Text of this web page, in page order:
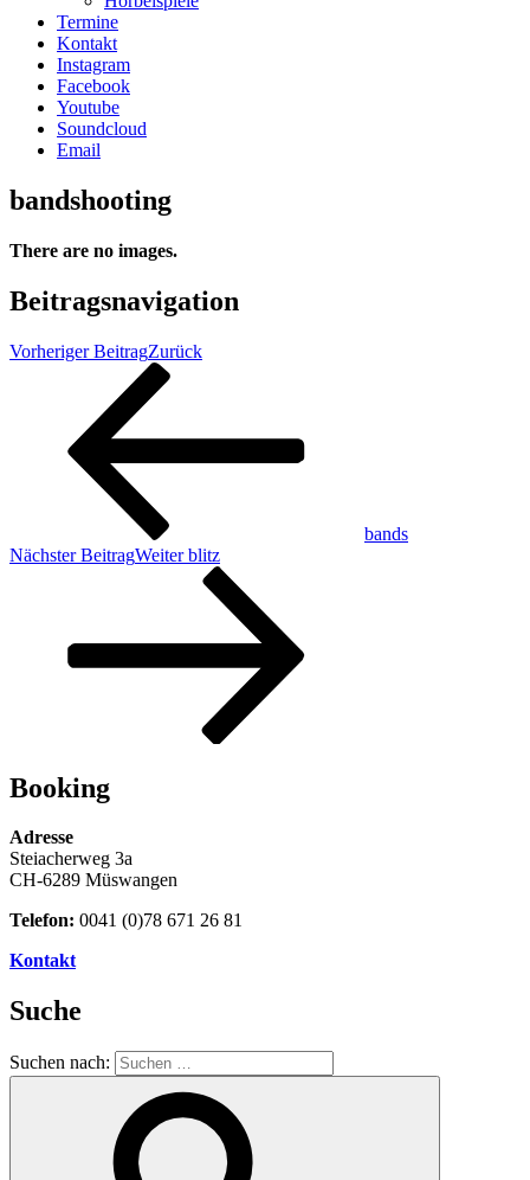
Termine
Kontakt
Instagram
Facebook
Youtube
Soundcloud
Email
bandshooting
There are no images.
Beitragsnavigation
Vorheriger BeitragZurück
bands
Nächster BeitragWeiter blitz
Booking
Adresse
Steiacherweg 3a
CH-6289 Müswangen
Telefon: 0041 (0)78 671 26 81
Kontakt
Suche
Suchen nach: